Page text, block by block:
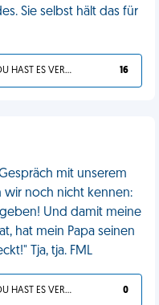
Sie selbst hält das für
DU HAST ES VERDIENT 16
mit unserem
noch nicht kennen:
Und damit meine
hat mein Papa seinen
Tja, tja. FML
DU HAST ES VERDIENT 0